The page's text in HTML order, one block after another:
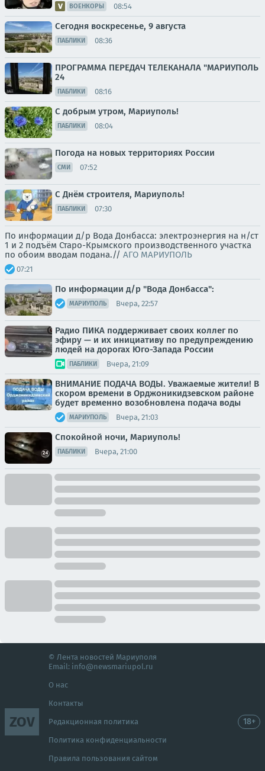
ВОЕНКОРЫ 08:54
Сегодня воскресенье, 9 августа
ПАБЛИКИ 08:36
ПРОГРАММА ПЕРЕДАЧ ТЕЛЕКАНАЛА "МАРИУПОЛЬ
24
ПАБЛИКИ 08:16
С добрым утром, Мариуполь!
ПАБЛИКИ 08:04
Погода на новых территориях России
СМИ 07:52
С Днём строителя, Мариуполь!
ПАБЛИКИ 07:30
По информации д/р Вода Донбасса: электроэнергия на н/ст
1 и 2 подъём Старо-Крымского производственного участка
по обоим вводам подана.// АГО МАРИУПОЛЬ
07:21
По информации д/р "Вода Донбасса":
МАРИУПОЛЬ Вчера, 22:57
Радио ПИКА поддерживает своих коллег по
эфиру — и их инициативу по предупреждению
людей на дорогах Юго-Запада России
ПАБЛИКИ Вчера, 21:09
ВНИМАНИЕ ПОДАЧА ВОДЫ. Уважаемые жители! В
скором времени в Орджоникидзевском районе
будет временно возобновлена подача воды
МАРИУПОЛЬ Вчера, 21:03
Спокойной ночи, Мариуполь!
ПАБЛИКИ Вчера, 21:00
ZOV
© Лента новостей Мариуполя
Email: info@newsmariupol.ru
О нас
Контакты
Редакционная политика
Политика конфиденциальности
Правила пользования сайтом
18+